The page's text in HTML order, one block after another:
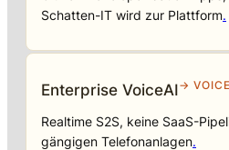
Schatten-IT wird zur Plattform.
Enterprise VoiceAI→ VOICE
Realtime S2S, keine SaaS-
gängigen Telefonanlagen.